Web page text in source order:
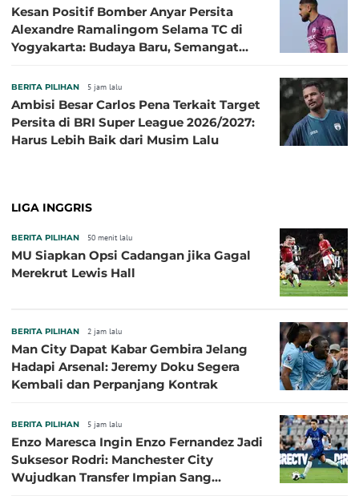
Kesan Positif Bomber Anyar Persita
Alexandre Ramalingom Selama TC di
Yogyakarta: Budaya Baru, Semangat
BERITA PILIHAN 5 jam lalu
Ambisi Besar Carlos Pena Terkait Target
Persita di BRI Super League 2026/2027:
Harus Lebih Baik dari Musim Lalu
LIGA INGGRIS
BERITA PILIHAN 50 menit lalu
MU Siapkan Opsi Cadangan jika Gagal
Merekrut Lewis Hall
BERITA PILIHAN 2 jam lalu
Man City Dapat Kabar Gembira Jelang
Hadapi Arsenal: Jeremy Doku Segera
Kembali dan Perpanjang Kontrak
BERITA PILIHAN 5 jam lalu
Enzo Maresca Ingin Enzo Fernandez Jadi
Suksesor Rodri: Manchester City
Wujudkan Transfer Impian Sang